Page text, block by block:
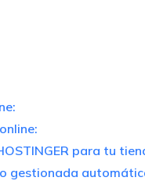
para tu
gestionada